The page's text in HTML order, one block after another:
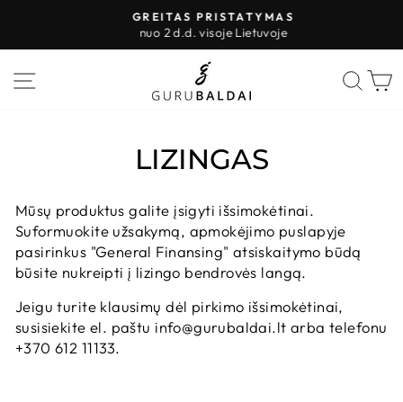
turinio
Sustabdyti
skaidres
GREITAS PRISTATYMAS
nuo 2 d.d. visoje Lietuvoje
PUSLAPIO VALDYMAS
LIZINGAS
Mūsų produktus galite įsigyti išsimokėtinai.
Suformuokite užsakymą, apmokėjimo puslapyje
pasirinkus "General Finansing" atsiskaitymo būdą
būsite nukreipti į lizingo bendrovės langą.
Jeigu turite klausimų dėl pirkimo išsimokėtinai,
susisiekite el. paštu info@gurubaldai.lt arba telefonu
+370 612 11133.